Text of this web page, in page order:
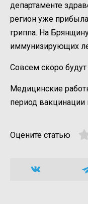
департаменте
регион уже
гриппа. На
иммунизирующих
Совсем скоро
Медицинские
период вакцинации
Оцените статью